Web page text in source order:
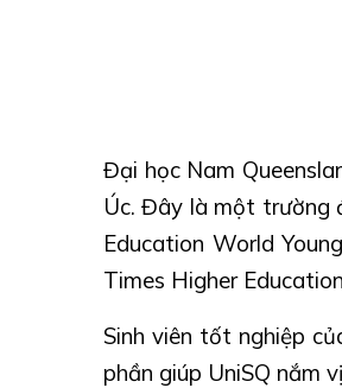
Đại học Nam
Úc. Đây là một trường
Education World
Times Higher
Sinh viên tốt nghiệp
phần giúp UniSQ nắm